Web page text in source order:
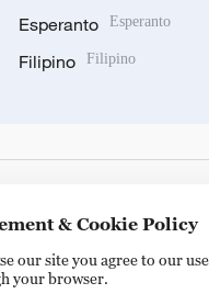
Esperanto Esperanto
Filipino Filipino
& Cookie Policy
our site you agree to our
your browser.